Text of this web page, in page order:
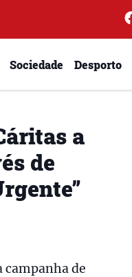
Sociedade Desporto
a
de
campanha de